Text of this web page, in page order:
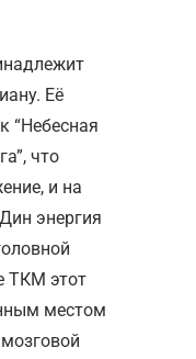
Её
“Небесная
что
и на
энергия
ТКМ этот
местом